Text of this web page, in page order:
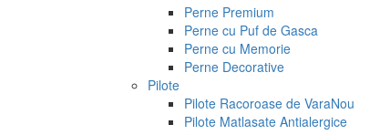
Perne Premium
Perne cu Puf de Gasca
Perne cu Memorie
Perne Decorative
Pilote
Pilote Racoroase de VaraNou
Pilote Matlasate Antialergice